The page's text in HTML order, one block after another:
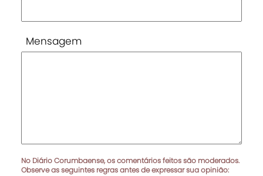
Mensagem
No Diário Corumbaense, os comentários feitos são moderados.
Observe as seguintes regras antes de expressar sua opinião: